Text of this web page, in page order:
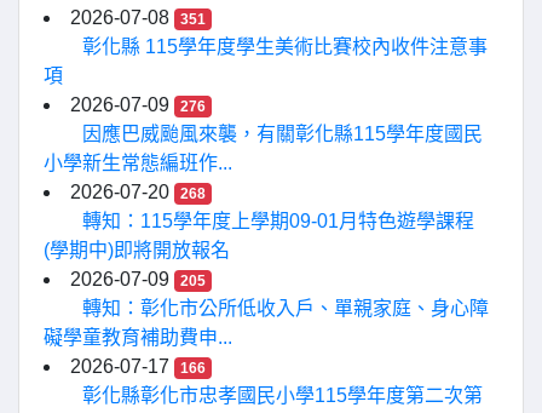
2026-07-08
351
彰化縣 115學年度學生美術比賽校內收件注意事
項
2026-07-09
276
因應巴威颱風來襲，有關彰化縣115學年度國民
小學新生常態編班作...
2026-07-20
268
轉知：115學年度上學期09-01月特色遊學課程
(學期中)即將開放報名
2026-07-09
205
轉知：彰化市公所低收入戶、單親家庭、身心障
礙學童教育補助費申...
2026-07-17
166
彰化縣彰化市忠孝國民小學115學年度第二次第